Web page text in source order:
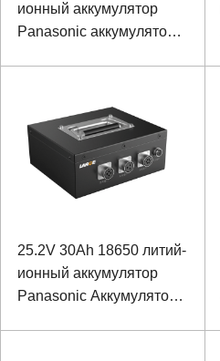
ионный аккумулятор
Panasonic аккумулятор
25.2V 30Ah 18650 литий-
ионный аккумулятор
Panasonic Аккумулятор